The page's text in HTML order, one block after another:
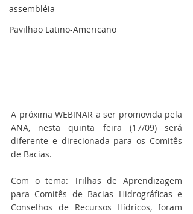
assembléia
Pavilhão Latino-Americano
A próxima WEBINAR a ser promovida pela
ANA, nesta quinta feira (17/09) será
diferente e direcionada para os Comitês
de Bacias.
Com o tema: Trilhas de Aprendizagem
para Comitês de Bacias Hidrográficas e
Conselhos de Recursos Hídricos, foram